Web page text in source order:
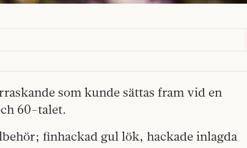
som kunde sättas fram vid en
60-talet.
finhackad gul lök, hackade inlagda